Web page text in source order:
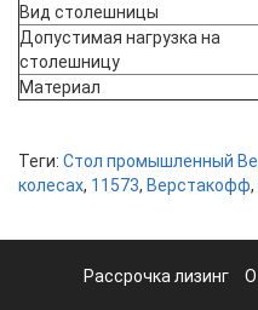
Вид столешницы
Допустимая нагрузка на
столешницу
Материал
Теги: Стол промышленный
колесах, 11573, Верстакофф,
Рассрочка лизинг О